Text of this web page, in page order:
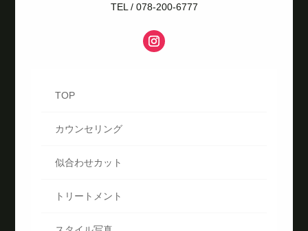
TEL / 078-200-6777
TOP
カウンセリング
似合わせカット
トリートメント